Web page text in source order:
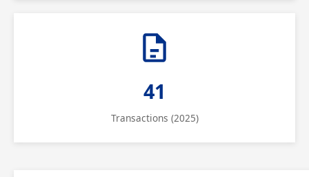
41
Transactions (2025)